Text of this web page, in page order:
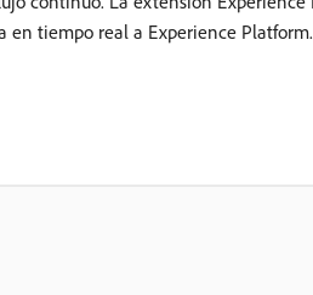
tiempo real a Experience